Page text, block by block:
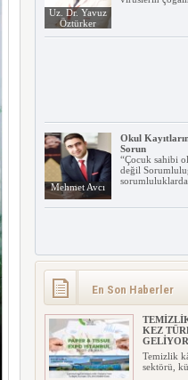
Uz. Dr. Yavuz
Öztürker
Mehmet Avcı
Okul
Sorun
“Çocuk sahibi
değil
En Son Haberler
hedeflerine
KEZ
GELİYOR
Temizlik
sektörü,